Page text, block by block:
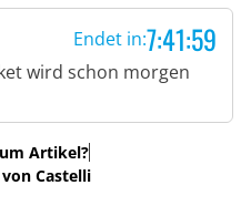
wird schon morgen
Endet in:7:41:58
Artikel?
Castelli